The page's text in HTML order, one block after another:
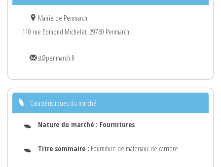
Mairie de Penmarch
110 rue Edmond Michelet, 29760 Penmarch
st@penmarch.fr
Caractéristiques du marché
Nature du marché : Fournitures
Titre sommaire : Fourniture de materiaux de carriere